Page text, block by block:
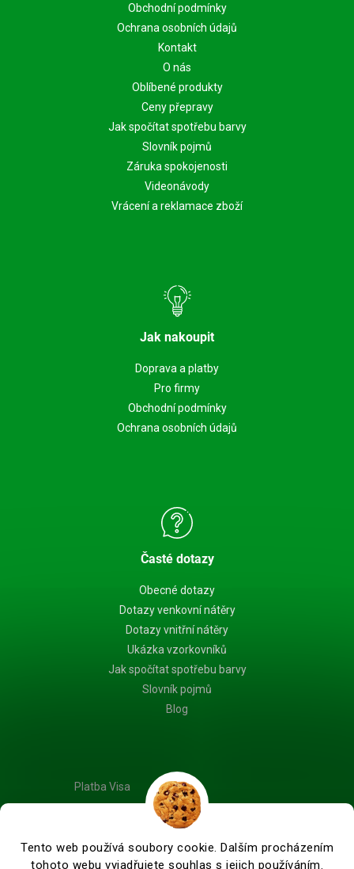
Tento web používá soubory cookie. Dalším procházením
tohoto webu vyjadřujete souhlas s jejich používáním.
Obchodní podmínky
Ochrana osobních údajů
Kontakt
O nás
Oblíbené produkty
Ceny přepravy
Jak spočítat spotřebu barvy
Slovník pojmů
Záruka spokojenosti
Videonávody
Vrácení a reklamace zboží
Jak nakoupit
Doprava a platby
Pro firmy
Obchodní podmínky
Ochrana osobních údajů
Časté dotazy
Obecné dotazy
Dotazy venkovní nátěry
Dotazy vnitřní nátěry
Ukázka vzorkovníků
Jak spočítat spotřebu barvy
Slovník pojmů
Blog
Platba Visa